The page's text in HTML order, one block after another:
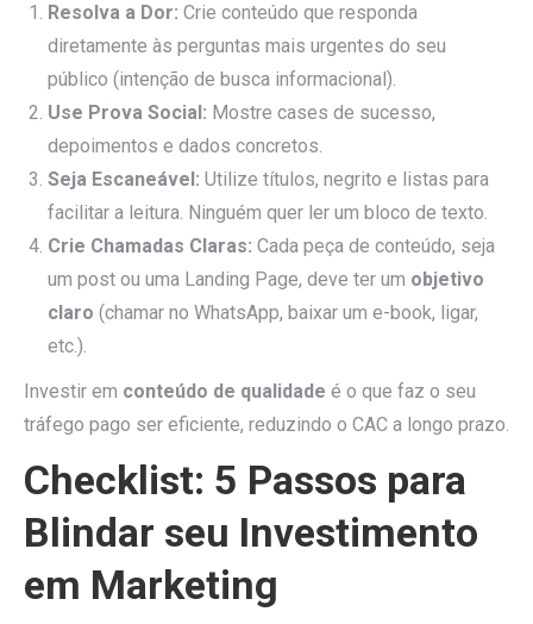
Resolva a Dor: Crie conteúdo que responda
diretamente às perguntas mais urgentes do seu
público (intenção de busca informacional).
Use Prova Social: Mostre cases de sucesso,
depoimentos e dados concretos.
Seja Escaneável: Utilize títulos, negrito e listas para
facilitar a leitura. Ninguém quer ler um bloco de texto.
Crie Chamadas Claras: Cada peça de conteúdo, seja
um post ou uma Landing Page, deve ter um objetivo
claro (chamar no WhatsApp, baixar um e-book, ligar,
etc.).
Investir em conteúdo de qualidade é o que faz o seu
tráfego pago ser eficiente, reduzindo o CAC a longo prazo.
Checklist: 5 Passos para
Blindar seu Investimento
em Marketing